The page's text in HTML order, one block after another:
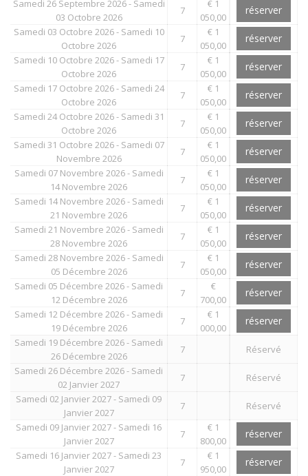
Samedi 26 Septembre 2026 - Samedi
03 Octobre 2026
7
€ 1
050,00
réserver
Samedi 03 Octobre 2026 - Samedi 10
Octobre 2026
7
€ 1
050,00
réserver
Samedi 10 Octobre 2026 - Samedi 17
Octobre 2026
7
€ 1
050,00
réserver
Samedi 17 Octobre 2026 - Samedi 24
Octobre 2026
7
€ 1
050,00
réserver
Samedi 24 Octobre 2026 - Samedi 31
Octobre 2026
7
€ 1
050,00
réserver
Samedi 31 Octobre 2026 - Samedi 07
Novembre 2026
7
€ 1
050,00
réserver
Samedi 07 Novembre 2026 - Samedi
14 Novembre 2026
7
€ 1
050,00
réserver
Samedi 14 Novembre 2026 - Samedi
21 Novembre 2026
7
€ 1
050,00
réserver
Samedi 21 Novembre 2026 - Samedi
28 Novembre 2026
7
€ 1
050,00
réserver
Samedi 28 Novembre 2026 - Samedi
05 Décembre 2026
7
€ 1
050,00
réserver
Samedi 05 Décembre 2026 - Samedi
12 Décembre 2026
7
€
700,00
réserver
Samedi 12 Décembre 2026 - Samedi
19 Décembre 2026
7
€ 1
000,00
réserver
Samedi 19 Décembre 2026 - Samedi
26 Décembre 2026
7
Réservé
Samedi 26 Décembre 2026 - Samedi
02 Janvier 2027
7
Réservé
Samedi 02 Janvier 2027 - Samedi 09
Janvier 2027
7
Réservé
Samedi 09 Janvier 2027 - Samedi 16
Janvier 2027
7
€ 1
800,00
réserver
Samedi 16 Janvier 2027 - Samedi 23
Janvier 2027
7
€ 1
950,00
réserver